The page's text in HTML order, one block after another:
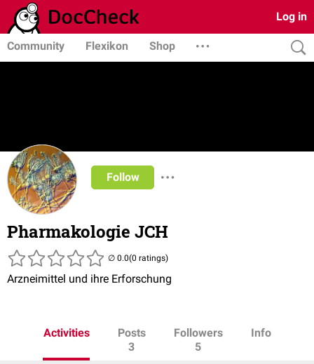
Log in
Community Flexikon Shop
Follow
Pharmakologie JCH
(0 ratings)
Arzneimittel und ihre Erforschung
Activities
Posts
3
Followers
5
Info